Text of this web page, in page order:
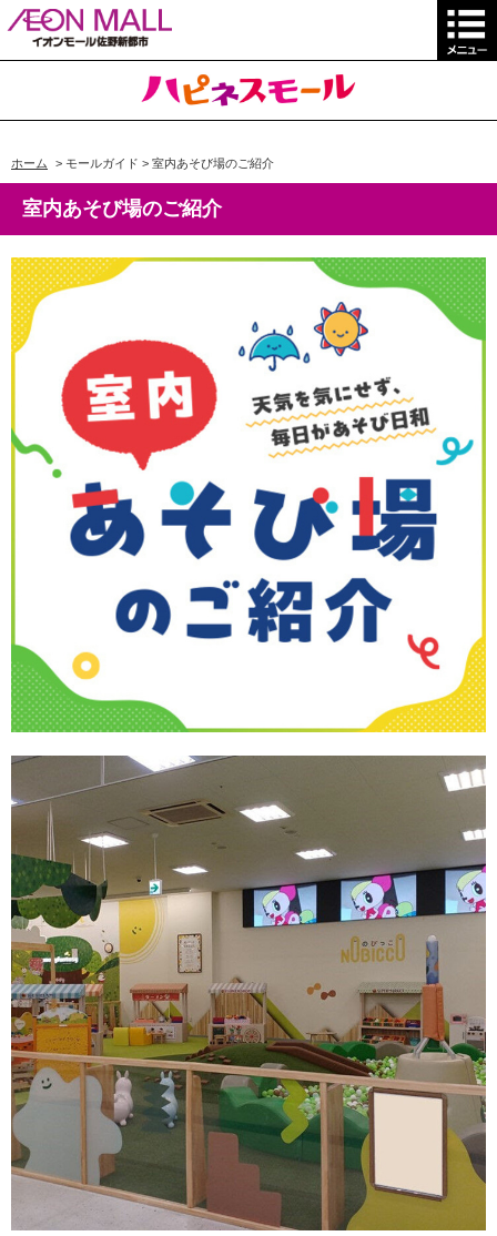
ホーム > モールガイド > 室内あそび場のご紹介
室内あそび場のご紹介